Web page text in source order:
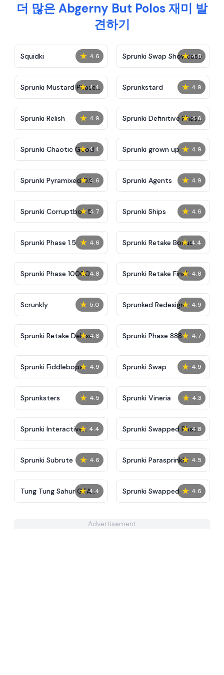
더 많은 Abgerny But Polos 재미 발
견하기
★ 4.6
Squidki ★ 4.8
Sprunki Swap Showcase
★ 4.4
Sprunki Mustard Phase
2
★ 4.9
Sprunkstard
★ 4.9
Sprunki Relish ★ 4.6
Sprunki Definitive Phase
7
★ 4.4
Sprunki Chaotic Good ★ 4.9
Sprunki grown up
★ 4.6
Sprunki Pyramixed 0.9 ★ 4.9
Sprunki Agents
★ 4.7
Sprunki Corruptbox 5 ★ 4.6
Sprunki Ships
★ 4.6
Sprunki Phase 1.5 ★ 4.4
Sprunki Retake Bonus
★ 4.8
Sprunki Phase 10000 ★ 4.8
Sprunki Retake Final
Update
★ 5.0
Scrunkly ★ 4.9
Sprunked Redesign
★ 4.8
Sprunki Retake Deluxe ★ 4.7
Sprunki Phase 888
★ 4.9
Sprunki Fiddlebops ★ 4.9
Sprunki Swap
★ 4.5
Sprunksters ★ 4.3
Sprunki Vineria
★ 4.4
Sprunki Interactive
Tunner
★ 4.8
Sprunki Swapped Phase
7
★ 4.6
Sprunki Subrute ★ 4.5
Sprunki Parasprinkle
★ 4.4
Tung Tung Sahur GTA
Miami
★ 4.6
Sprunki Swapped
Advertisement